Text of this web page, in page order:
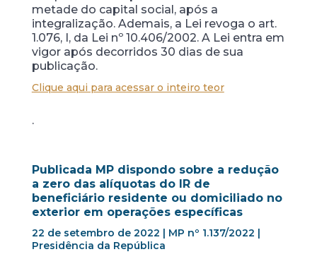
metade do capital social, após a
integralização. Ademais, a Lei revoga o art.
1.076, I, da Lei nº 10.406/2002. A Lei entra em
vigor após decorridos 30 dias de sua
publicação.
Clique aqui para acessar o inteiro teor
.
Publicada MP dispondo sobre a redução
a zero das alíquotas do IR de
beneficiário residente ou domiciliado no
exterior em operações específicas
22 de setembro de 2022 | MP nº 1.137/2022 |
Presidência da República